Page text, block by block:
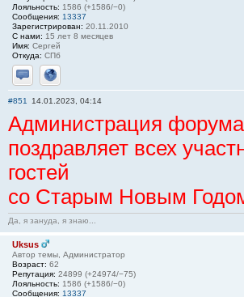
Лояльность: 1586 (+1586/−0)
Сообщения: 13337
Зарегистрирован: 20.11.2010
С нами: 15 лет 8 месяцев
Имя: Сергей
Откуда: СПб
Отправить личное сообщение
Сайт
#851 14.01.2023, 04:14
Администрация форума
поздравляет всех
гостей
со Старым Новым
Да, я зануда, я знаю...
Uksus
Автор темы, Администратор
Возраст: 62
Репутация: 24899 (+24974/−75)
Лояльность: 1586 (+1586/−0)
Сообщения: 13337